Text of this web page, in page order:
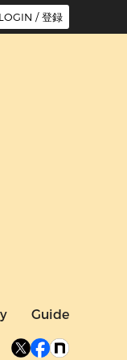
LOGIN / 登録
Guide